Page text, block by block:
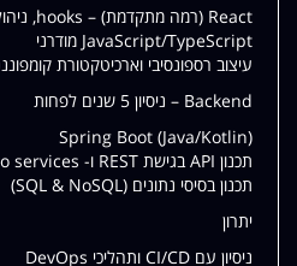
React (רמה מתקדמת) – hooks, ניהול state, אופטימיזציית ביצועים
JavaScript/TypeScript מודרני
עיצוב רספונסיבי וארכיטקטורת
Backend – ניסיון 5 שנים לפחות
Spring Boot (Java/Kotlin)
תכנון API בגישת REST ו- micro services
תכנון בסיסי נתונים (SQL & NoSQL)
יתרון
ניסיון עם CI/CD ותהליכי DevOps